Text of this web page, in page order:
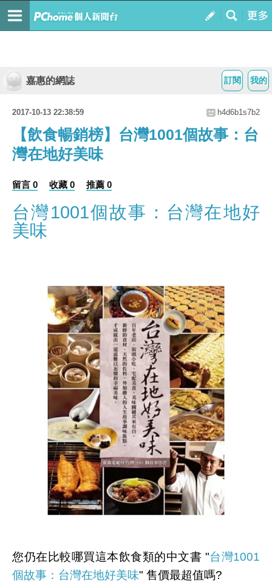
我的
訂閱
嘉惠的網誌
2017-10-13 22:38:59 h4d6b1s7b2
【飲食暢銷榜】台灣1001個故事：台
灣在地好美味
留言 0 收藏 0 推薦 0
台灣1001個故事：台灣在地好
美味
您仍在比較哪買這本飲食類的中文書 "台灣1001
個故事：台灣在地好美味" 售價最超值嗎?